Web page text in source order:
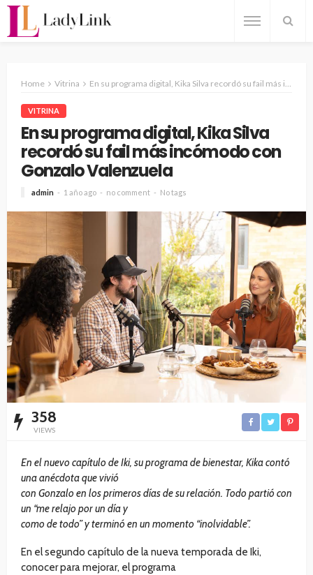
Home Vitrina En su programa digital, Kika Silva recordó su fail más incómodo con Gonzalo Valenzuela
VITRINA
En su programa digital, Kika Silva
recordó su fail más incómodo con
Gonzalo Valenzuela
admin 1 año ago no comment No tags
358
VIEWS
En el nuevo capítulo de Iki, su programa de bienestar, Kika contó
una anécdota que vivió
con Gonzalo en los primeros días de su relación. Todo partió con
un “me relajo por un día y
como de todo” y terminó en un momento “inolvidable”.
En el segundo capítulo de la nueva temporada de Iki,
conocer para mejorar, el programa